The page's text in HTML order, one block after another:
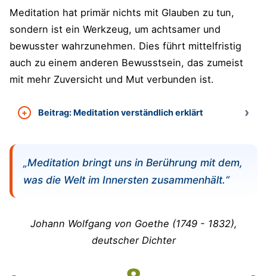
Meditation hat primär nichts mit Glauben zu tun,
sondern ist ein Werkzeug, um achtsamer und
bewusster wahrzunehmen. Dies führt mittelfristig
auch zu einem anderen Bewusstsein, das zumeist
mit mehr Zuversicht und Mut verbunden ist.
Beitrag: Meditation verständlich erklärt
„Meditation bringt uns in Berührung mit dem,
was die Welt im Innersten zusammenhält.“
Johann Wolfgang von Goethe (1749 - 1832),
deutscher Dichter